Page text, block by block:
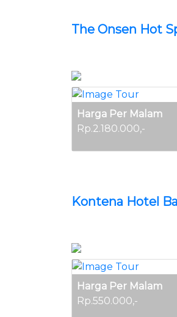
The Onsen Hot
Harga Per Malam
Rp.2.180.000,-
Kontena Hotel
Harga Per Malam
Rp.550.000,-